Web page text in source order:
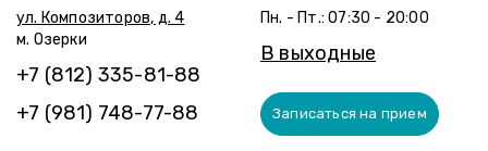
ул. Композиторов, д. 4
м. Озерки
+7 (812) 335-81-88
+7 (981) 748-77-88
Пн. - Пт.: 07:30 - 20:00
В выходные
Записаться на прием